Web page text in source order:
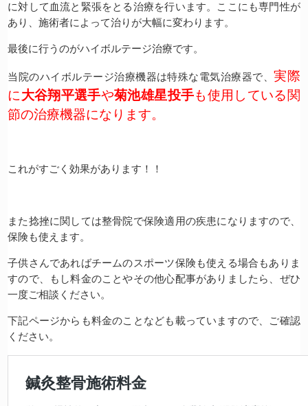
に対して血流と緊張をとる治療を行います。ここにも専門性が
あり、施術者によって治りが大幅に変わります。
最後に行うのがハイボルテージ治療です。
当院のハイボルテージ治療機器は特殊な電気治療器で、実際
に大谷翔平選手や菊池雄星投手も使用している関
節の治療機器になります。
これがすごく効果があります！！
また捻挫に関しては整骨院で保険適用の疾患になりますので、
保険も使えます。
子供さんであればチームのスポーツ保険も使える場合もありま
すので、もし料金のことやその他心配事がありましたら、ぜひ
一度ご相談ください。
下記ページからも料金のことなども載っていますので、ご確認
ください。